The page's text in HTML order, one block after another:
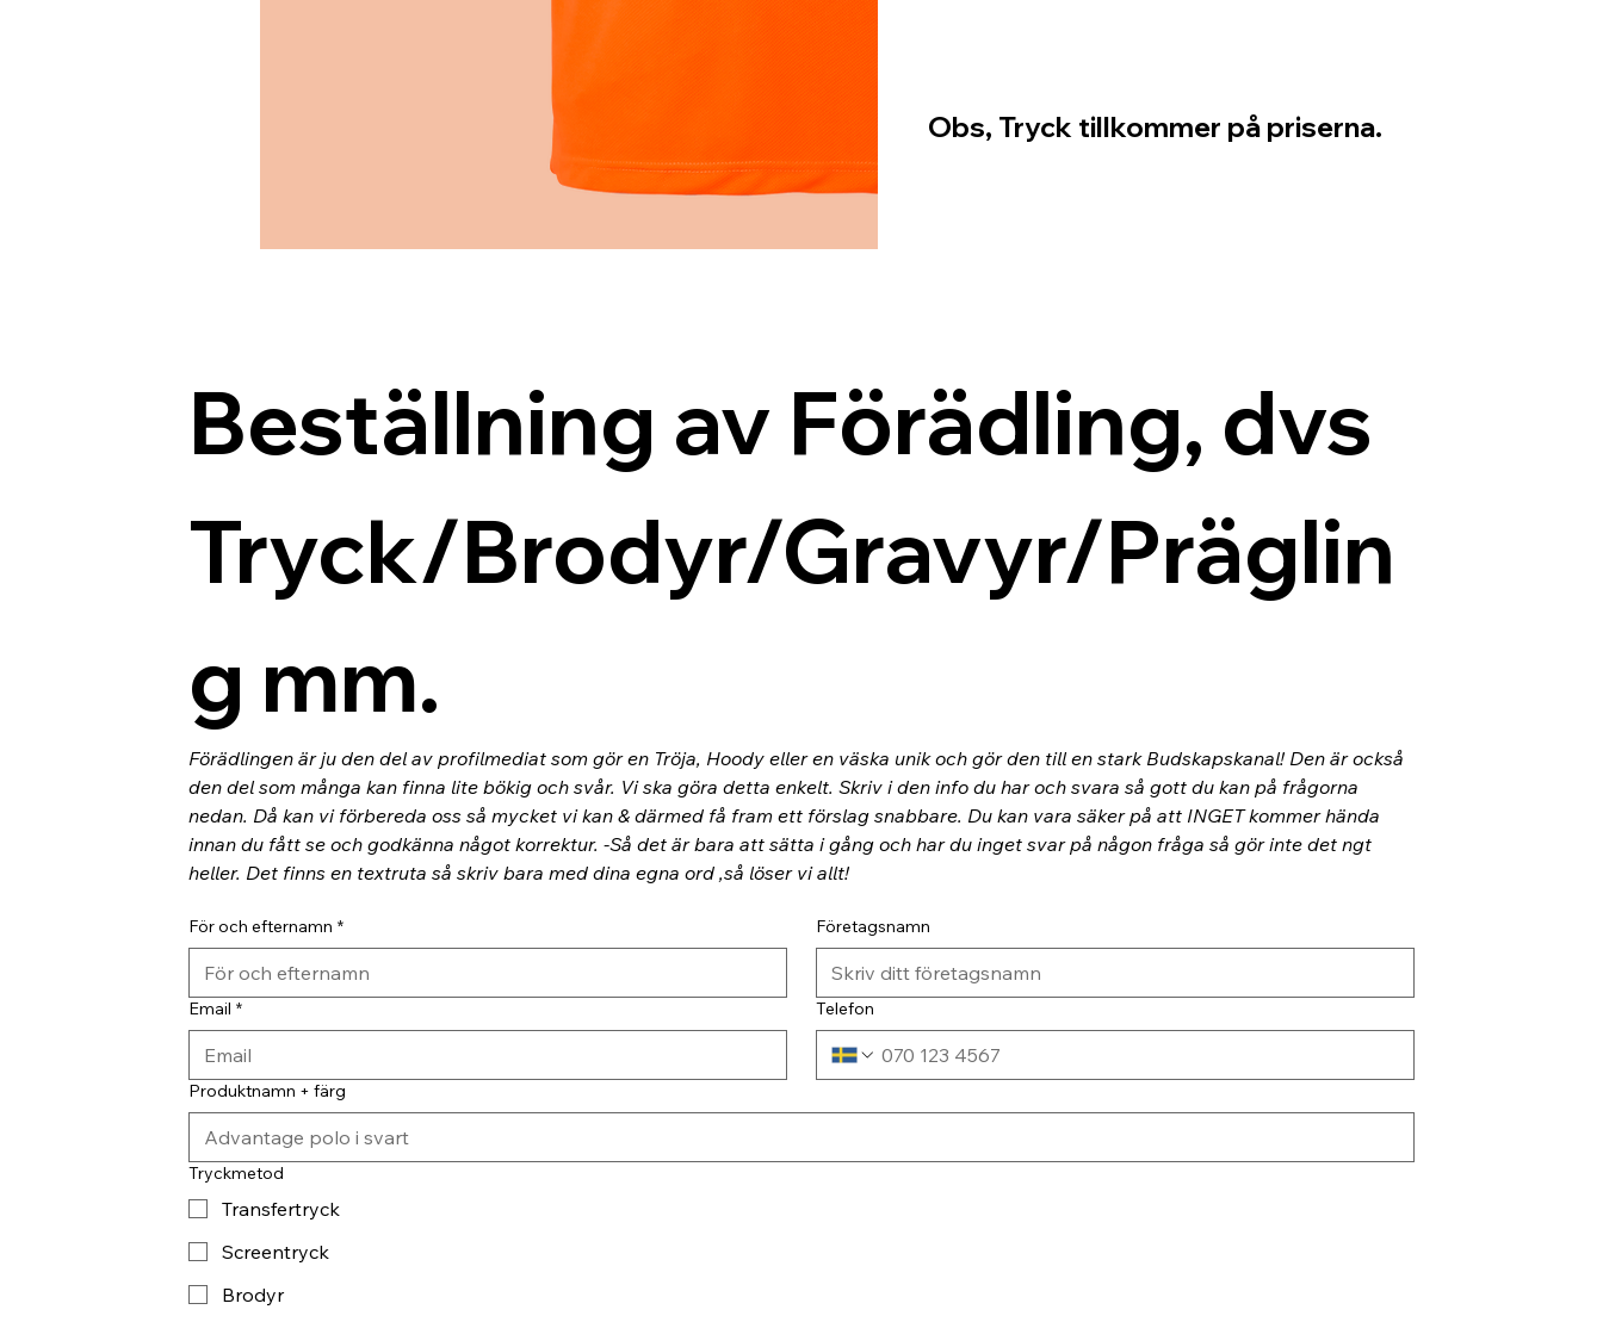
Obs, Tryck tillkommer på priserna.
Beställning av Förädling, dvs
Tryck/Brodyr/Gravyr/Präglin
g mm.
Förädlingen är ju den del av profilmediat som gör en Tröja, Hoody eller en väska unik och gör den till en stark Budskapskanal! Den är också
den del som många kan finna lite bökig och svår. Vi ska göra detta enkelt. Skriv i den info du har och svara så gott du kan på frågorna
nedan. Då kan vi förbereda oss så mycket vi kan & därmed få fram ett förslag snabbare. Du kan vara säker på att INGET kommer hända
innan du fått se och godkänna något korrektur. -Så det är bara att sätta i gång och har du inget svar på någon fråga så gör inte det ngt
heller. Det finns en textruta så skriv bara med dina egna ord ,så löser vi allt!
För och efternamn * Företagsnamn
Email * Telefon
Produktnamn + färg
Tryckmetod
Transfertryck
Screentryck
Brodyr